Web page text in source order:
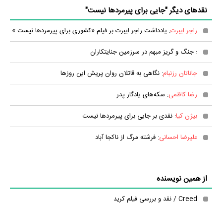
نقدهای دیگر "جایی برای پیرمردها نیست"
راجر ایبرت: یادداشت راجر ایبرت بر فیلم «کشوری برای پیرمردها نیست »
: جنگ و گریز مبهم در سرزمین جنایتکاران
جاناتان رزنبام: نگاهی به قاتلان روان پریش این روزها
رضا کاظمی: سکه‌های یادگار پدر
بیژن کیا: نقدی بر جایی برای پیرمردها نیست
علیرضا احسانی: فرشته مرگ از ناکجا آباد
از همین نویسنده
Creed / نقد و بررسی فیلم کرید